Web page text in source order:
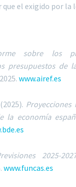
que el exigido por la
sobre los
presupuestos de
www.airef.es
(2025). Proyecciones
la economía
2025-
www.funcas.es